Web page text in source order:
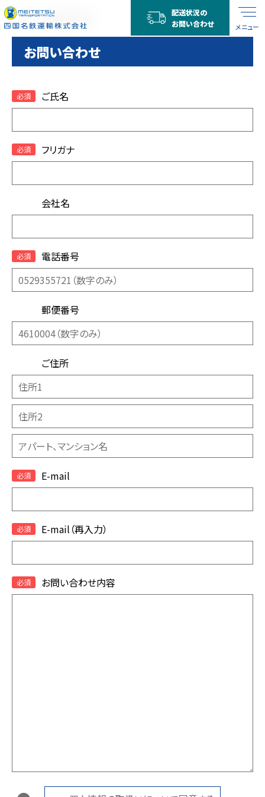
メニュー
配送状況の
お問い合わせ
TOP お問い合わせ
お問い合わせ
ご氏名
フリガナ
会社名
電話番号
郵便番号
ご住所
E-mail
E-mail（再入力）
お問い合わせ内容